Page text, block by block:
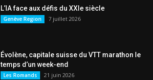
L’IA face aux défis du XXIe siècle
Genève Region 7 juillet 2026
Évolène, capitale suisse du VTT marathon le
temps d’un week-end
Les Romands 21 juin 2026